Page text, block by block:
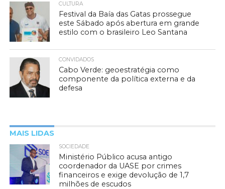
CULTURA
Festival da Baía das Gatas prossegue
este Sábado após abertura em grande
estilo com o brasileiro Leo Santana
CONVIDADOS
Cabo Verde: geoestratégia como
componente da política externa e da
defesa
MAIS LIDAS
SOCIEDADE
Ministério Público acusa antigo
coordenador da UASE por crimes
financeiros e exige devolução de 1,7
milhões de escudos